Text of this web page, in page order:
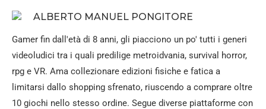
ALBERTO MANUEL PONGITORE
Gamer fin dall'età di 8 anni, gli piacciono un po' tutti i generi
videoludici tra i quali predilige metroidvania, survival horror,
rpg e VR. Ama collezionare edizioni fisiche e fatica a
limitarsi dallo shopping sfrenato, riuscendo a comprare oltre
10 giochi nello stesso ordine. Segue diverse piattaforme con